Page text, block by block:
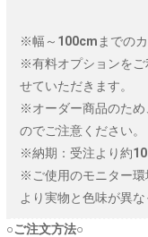
※幅～100cmまでのカ
※有料オプションをご
せていただきます。
※オーダー商品のため
のでご注意ください。
※納期：受注より約
※ご使用のモニター環
より実物と色味が異
○ご注文方法○